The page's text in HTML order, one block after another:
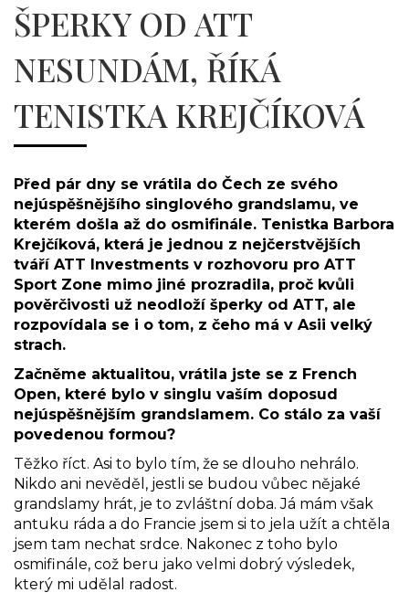
ŠPERKY OD ATT
NESUNDÁM, ŘÍKÁ
TENISTKA KREJČÍKOVÁ
Před pár dny se vrátila do Čech ze svého
nejúspěšnějšího singlového grandslamu, ve
kterém došla až do osmifinále. Tenistka Barbora
Krejčíková, která je jednou z nejčerstvějších
tváří ATT Investments v rozhovoru pro ATT
Sport Zone mimo jiné prozradila, proč kvůli
pověrčivosti už neodloží šperky od ATT, ale
rozpovídala se i o tom, z čeho má v Asii velký
strach.
Začněme aktualitou, vrátila jste se z French
Open, které bylo v singlu vaším doposud
nejúspěšnějším grandslamem. Co stálo za vaší
povedenou formou?
Těžko říct. Asi to bylo tím, že se dlouho nehrálo.
Nikdo ani nevěděl, jestli se budou vůbec nějaké
grandslamy hrát, je to zvláštní doba. Já mám však
antuku ráda a do Francie jsem si to jela užít a chtěla
jsem tam nechat srdce. Nakonec z toho bylo
osmifinále, což beru jako velmi dobrý výsledek,
který mi udělal radost.